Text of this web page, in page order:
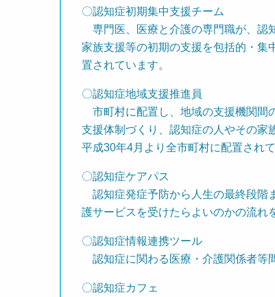
〇認知症初期集中支援チーム
専門医、医療と介護の専門職が、認
家族支援等の初期の支援を包括的・集
置されています。
〇認知症地域支援推進員
市町村に配置し、地域の支援機関間
支援体制づくり、認知症の人やその家
平成30年4月より全市町村に配置されて
〇認知症ケアパス
認知症発症予防から人生の最終段階
護サービスを受けたらよいのかの流れ
〇認知症情報連携ツール
認知症に関わる医療・介護関係者等
〇認知症カフェ